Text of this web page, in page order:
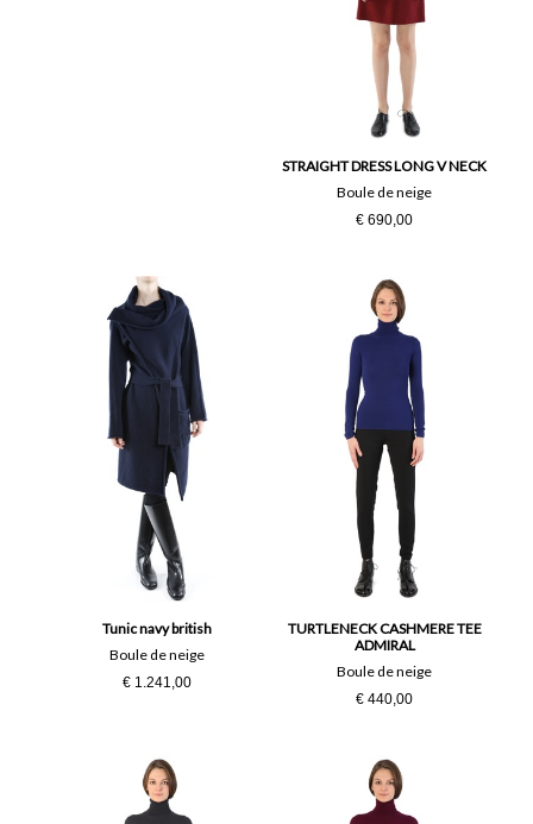
STRAIGHT DRESS LONG V NECK
Boule de neige
€ 690,00
Tunic navy british
Boule de neige
€ 1.241,00
TURTLENECK CASHMERE TEE
ADMIRAL
Boule de neige
€ 440,00